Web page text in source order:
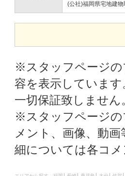
(公社)福岡県宅地建
※スタッフページの
容を表示していま
一切保証致しませ
※スタッフページの
メント、画像、動
細については各コ